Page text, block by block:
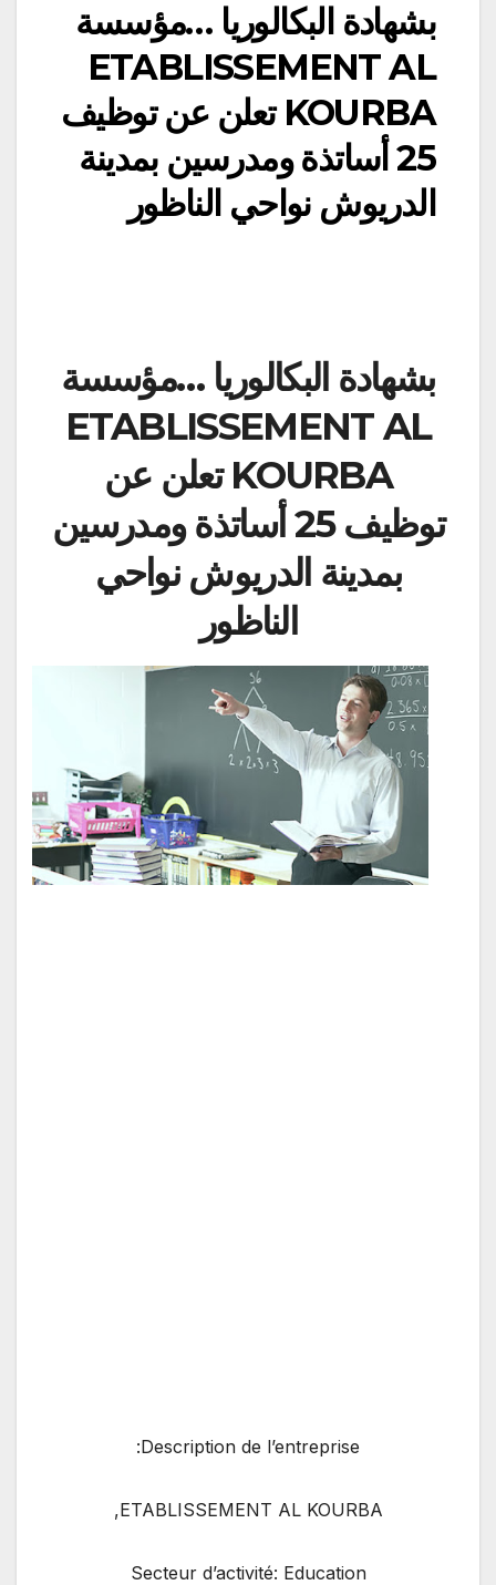
بشهادة البكالوريا …مؤسسة
ETABLISSEMENT AL
KOURBA تعلن عن توظيف
25 أساتذة ومدرسين بمدينة
الدريوش نواحي الناظور
بشهادة البكالوريا …مؤسسة
ETABLISSEMENT AL
KOURBA تعلن عن
توظيف 25 أساتذة ومدرسين
بمدينة الدريوش نواحي
الناظور
Description de l’entreprise:
ETABLISSEMENT AL KOURBA,
Secteur d’activité: Education